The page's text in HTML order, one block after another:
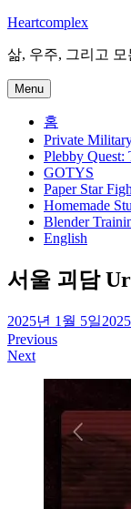
Skip
content
Heartcomplex
삶, 우주, 그리고 모
Menu
홈
Private
Plebby Quest:
GOTYS
Paper Star
Homemade
Blender
English
서울 괴담
irene
2025년 1월 5일
글
Previous
Next